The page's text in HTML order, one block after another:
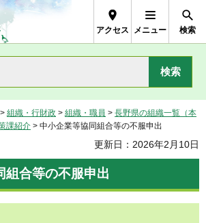
県Nagano Prefecture
アクセス メニュー 検索
> 組織・行財政 > 組織・職員 > 長野県の組織一覧（本
課紹介 > 中小企業等協同組合等の不服申出
更新日：2026年2月10日
組合等の不服申出